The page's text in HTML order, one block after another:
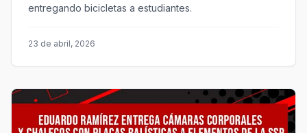
entregando bicicletas a estudiantes.
23 de abril, 2026